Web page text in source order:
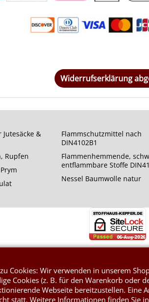
Widerrufserklärung
&
Rupfen
Flammschutzmittel nach
DIN4102B1
Flammenhemmende,
entflammbare Stoffe
Nessel Baumwolle natur
Cookies: Wir verwenden in unserem
Cookies (z. B. für den Warenkorb oder
Webseite bereitzustellen. Eine
statt. Weitere Informationen finden Sie